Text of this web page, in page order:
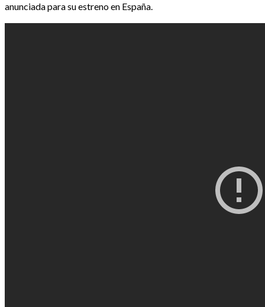
anunciada para su estreno en España.